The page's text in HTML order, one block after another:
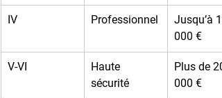
IV Professionnel
Jusqu’à
000 €
V-VI
Haute
sécurité
Plus de
000 €